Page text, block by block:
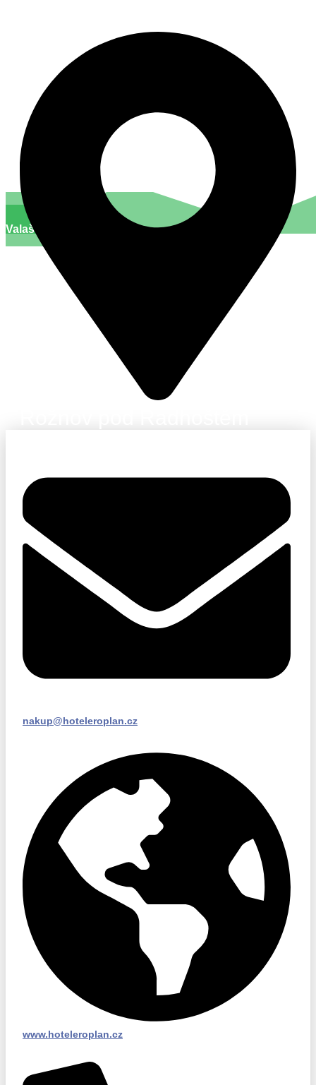
Valašsko
nakup@hoteleroplan.cz
www.hoteleroplan.cz